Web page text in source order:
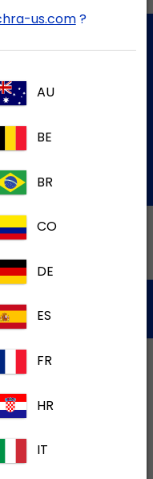
notre équipe
us.com?
AU
BE
BR
CO
DE
ES
FR
HR
IT